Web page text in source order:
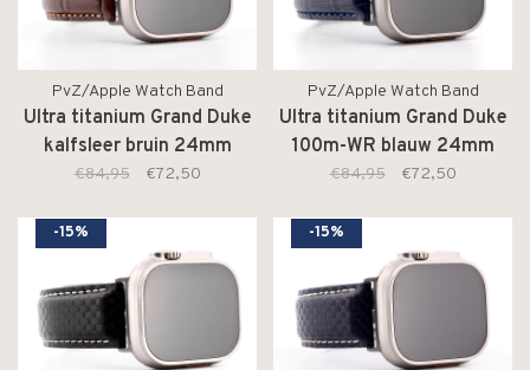
PvZ/Apple Watch Band
Ultra titanium Grand Duke
kalfsleer bruin 24mm
€84,95 €72,50
PvZ/Apple Watch Band
Ultra titanium Grand Duke
100m-WR blauw 24mm
€84,95 €72,50
-15% -15%